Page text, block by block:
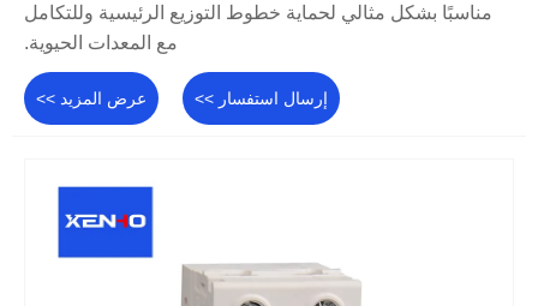
مناسبًا بشكل مثالي لحماية خطوط التوزيع الرئيسية وللتكامل
مع المعدات الحيوية.
عرض المزيد >> إرسال استفسار >>